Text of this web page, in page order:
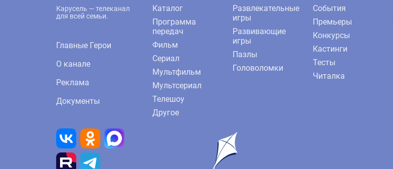
Карусель — телеканал
для всей семьи.
Главные Герои
О канале
Реклама
Документы
Каталог
Программа
передач
Фильм
Сериал
Мультфильм
Мультсериал
Телешоу
Другое
Развлекательные
игры
Развивающие
игры
Пазлы
Головоломки
События
Премьеры
Конкурсы
Кастинги
Тесты
Читалка